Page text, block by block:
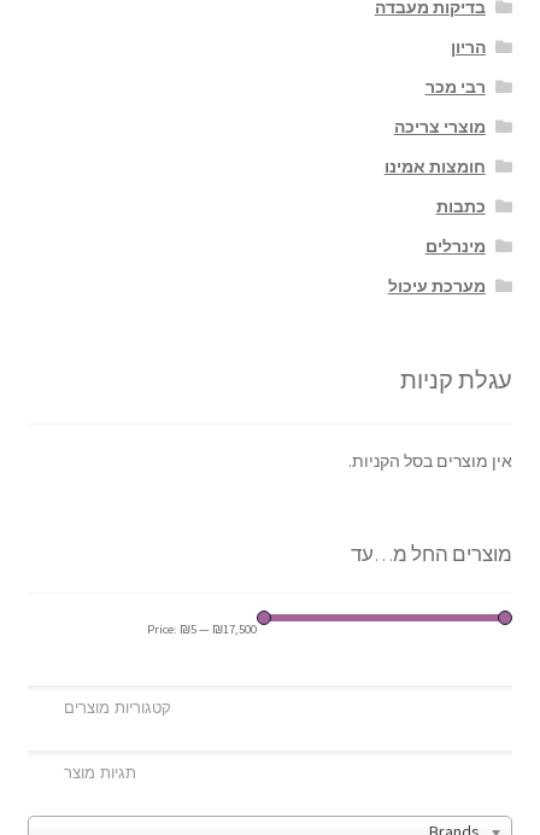
בדיקות מעבדה
הריון
רבי מכר
מוצרי צריכה
חומצות אמינו
כתבות
מינרלים
מערכת עיכול
עגלת קניות
אין מוצרים בסל הקניות.
מוצרים החל מ…עד
Price: ₪5— ₪17,500